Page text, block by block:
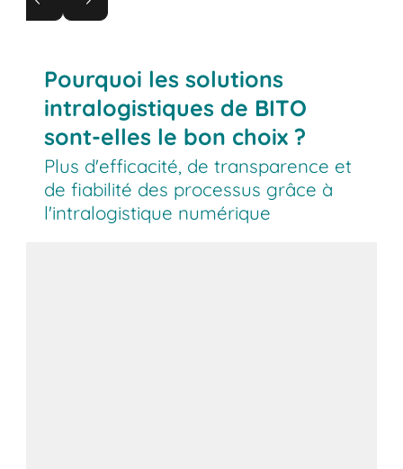
et à la détection des zones, les déplacements
sont immédiatement visibles.
Pourquoi les solutions
intralogistiques de BITO
sont-elles le bon choix ?
Plus d'efficacité, de transparence et
de fiabilité des processus grâce à
l'intralogistique numérique